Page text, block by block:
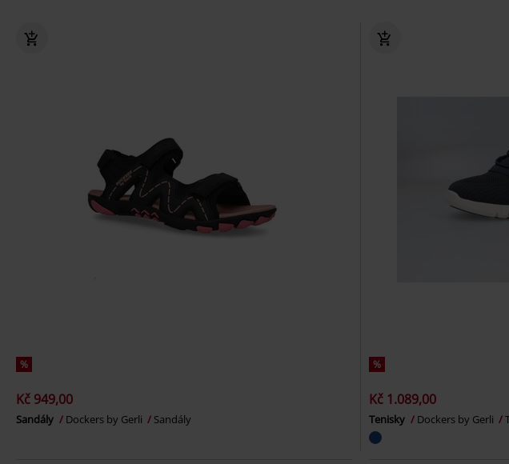
%
Kč 949,00
Sandály Dockers by Gerli Sandály
%
Kč 1.089,00
Tenisky Dockers by Gerli